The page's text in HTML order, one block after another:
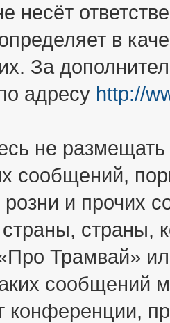
несёт
в
За
адресу http://
не
сообщений,
и прочих
страны,
Трамвай»
сообщений
конференции,